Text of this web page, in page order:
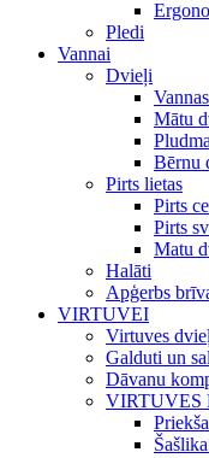
Pledi
Vannai
Dvieļi
Mātu
Bērnu
Pirts lietas
Pirts
Pirts
Matu
Halāti
Apģerbs
VIRTUVEI
Virtuves
Galduti un
Dāvanu
VIRTUVES